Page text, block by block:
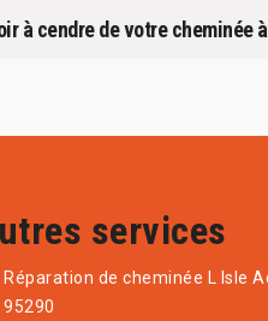
à cendre de votre cheminée
services
Réparation de cheminée L Isle
95290